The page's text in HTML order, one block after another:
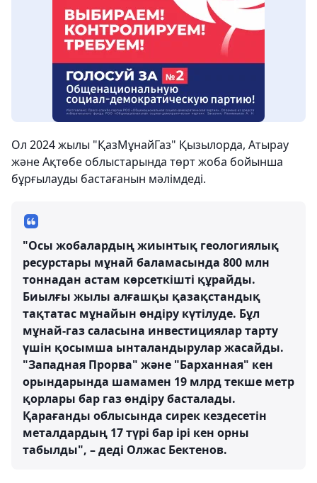
Ол 2024 жылы "ҚазМұнайГаз" Қызылорда, Атырау
және Ақтөбе облыстарында төрт жоба бойынша
бұрғылауды бастағанын мәлімдеді.
"Осы жобалардың жиынтық геологиялық
ресурстары мұнай баламасында 800 млн
тоннадан астам көрсеткішті құрайды.
Биылғы жылы алғашқы қазақстандық
тақтатас мұнайын өндіру күтілуде. Бұл
мұнай-газ саласына инвестициялар тарту
үшін қосымша ынталандырулар жасайды.
"Западная Прорва" және "Барханная" кен
орындарында шамамен 19 млрд текше метр
қорлары бар газ өндіру басталады.
Қарағанды облысында сирек кездесетін
металдардың 17 түрі бар ірі кен орны
табылды", – деді Олжас Бектенов.